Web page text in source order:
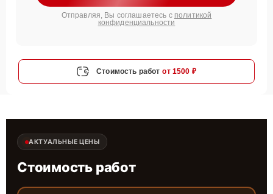
Отправляя, Вы соглашаетесь с политикой
конфиденциальности
Стоимость работ от 1500 ₽
АКТУАЛЬНЫЕ ЦЕНЫ
Стоимость работ